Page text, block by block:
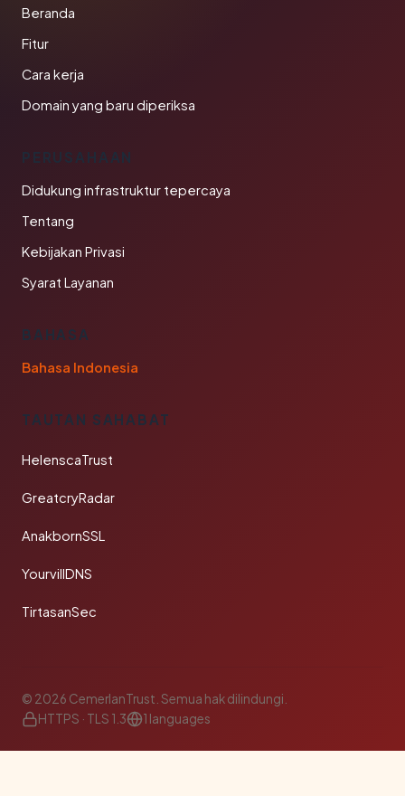
Beranda
Fitur
Cara kerja
Domain yang baru diperiksa
PERUSAHAAN
Didukung infrastruktur tepercaya
Tentang
Kebijakan Privasi
Syarat Layanan
BAHASA
Bahasa Indonesia
TAUTAN SAHABAT
HelenscaTrust
GreatcryRadar
AnakbornSSL
YourvillDNS
TirtasanSec
© 2026 CemerlanTrust. Semua hak dilindungi.
HTTPS · TLS 1.3
1 languages